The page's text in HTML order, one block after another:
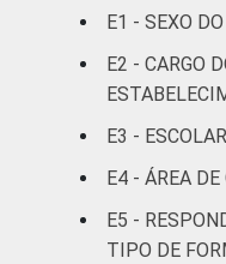
IDENTIFICAÇÃO
UNIDADE
LOCALIZAÇÃO
E1 - SEXO
E2 - CARGO
E3 -
E4 - ÁREA
E5 -
TIPO DE